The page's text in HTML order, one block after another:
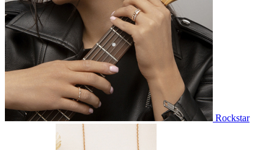
Rockstar